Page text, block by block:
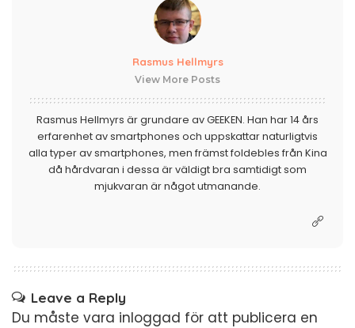
Rasmus Hellmyrs
View More Posts
Rasmus Hellmyrs är grundare av GEEKEN. Han har 14 års
erfarenhet av smartphones och uppskattar naturligtvis
alla typer av smartphones, men främst foldebles från Kina
då hårdvaran i dessa är väldigt bra samtidigt som
mjukvaran är något utmanande.
Leave a Reply
Du måste vara inloggad för att publicera en